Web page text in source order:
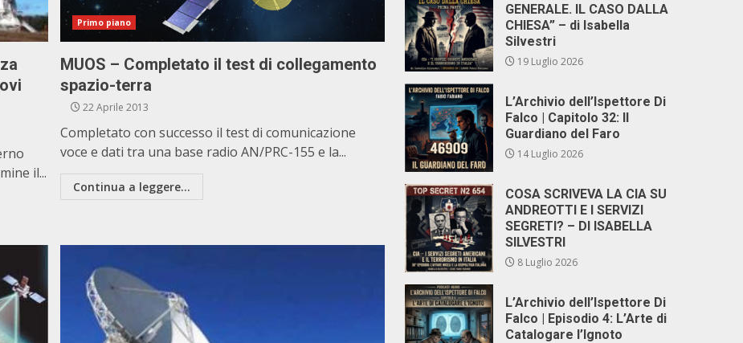
il...
Primo piano
MUOS – Completato il test di collegamento
spazio-terra
22 Aprile 2013
Completato con successo il test di comunicazione
voce e dati tra una base radio AN/PRC-155 e la...
Continua a leggere...
GENERALE. IL CASO DALLA
CHIESA” – di Isabella
Silvestri
19 Luglio 2026
L’Archivio dell’Ispettore Di
Falco | Capitolo 32: Il
Guardiano del Faro
14 Luglio 2026
COSA SCRIVEVA LA CIA SU
ANDREOTTI E I SERVIZI
SEGRETI? – DI ISABELLA
SILVESTRI
8 Luglio 2026
L’Archivio dell’Ispettore Di
Falco | Episodio 4: L’Arte di
Catalogare l’Ignoto